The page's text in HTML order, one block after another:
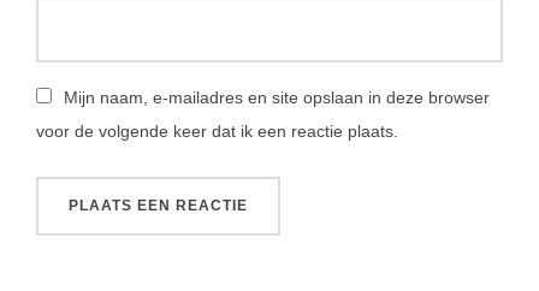
Mijn naam, e-mailadres en site opslaan in deze browser
voor de volgende keer dat ik een reactie plaats.